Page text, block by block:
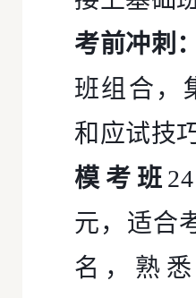
考前冲刺：
班组合，
和应试技巧
模考班
元，适合
名，熟